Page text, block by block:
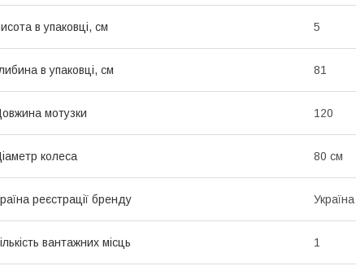
в упаковці, см 5
в упаковці, см 81
мотузки 120
колеса 80 см
реєстрації бренду Україна
вантажних місць 1